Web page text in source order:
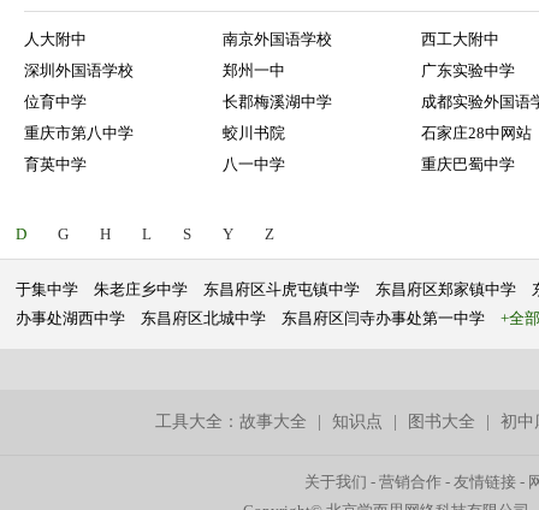
人大附中 南京外国语学校
西工大附中
深圳外国语学校
郑州一中
广东实验中学
位育中学
长郡梅溪湖中学
成都实验外国语
重庆市第八中学
蛟川书院
石家庄28中网站
育英中学
八一中学 重庆巴蜀中学
D G H L S Y Z
于集中学 朱老庄乡中学 东昌府区斗虎屯镇中学 东昌府区郑家镇中学
办事处湖西中学
东昌府区北城中学 东昌府区闫寺办事处第一中学 +全部
工具大全：故事大全 |知识点 图书大全 |初中
关于我们 -营销合作 -友情链接 -